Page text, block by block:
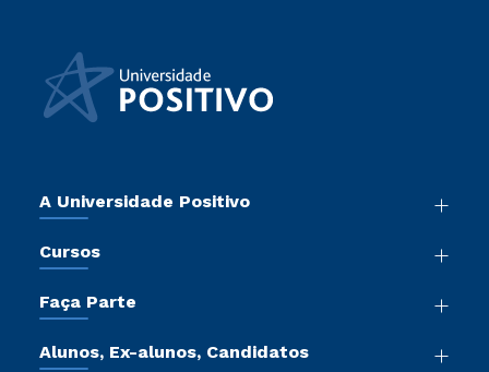
A Universidade Positivo
Sala de Imprensa
Trabalhe Conosco
Sou Colaborador
Cursos
Pós-Graduação
Faça Parte
Vestibular Redação
Alunos, Ex-alunos, Candidatos